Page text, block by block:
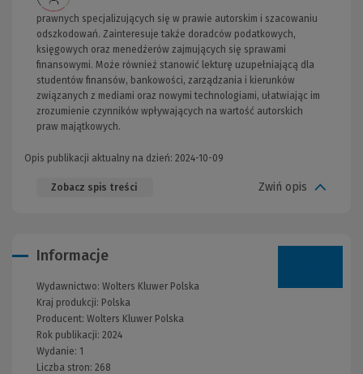
prawnych specjalizujących się w prawie autorskim i szacowaniu
odszkodowań. Zainteresuje także doradców podatkowych,
księgowych oraz menedżerów zajmujących się sprawami
finansowymi. Może również stanowić lekturę uzupełniającą dla
studentów finansów, bankowości, zarządzania i kierunków
związanych z mediami oraz nowymi technologiami, ułatwiając im
zrozumienie czynników wpływających na wartość autorskich
praw majątkowych.
Opis publikacji aktualny na dzień: 2024-10-09
Zobacz spis treści Zwiń opis
Informacje
Wydawnictwo: Wolters Kluwer Polska
Kraj produkcji: Polska
Producent: Wolters Kluwer Polska
Rok publikacji: 2024
Wydanie: 1
Liczba stron: 268